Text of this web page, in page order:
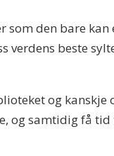
den bare
verdens beste
og
og samtidig få